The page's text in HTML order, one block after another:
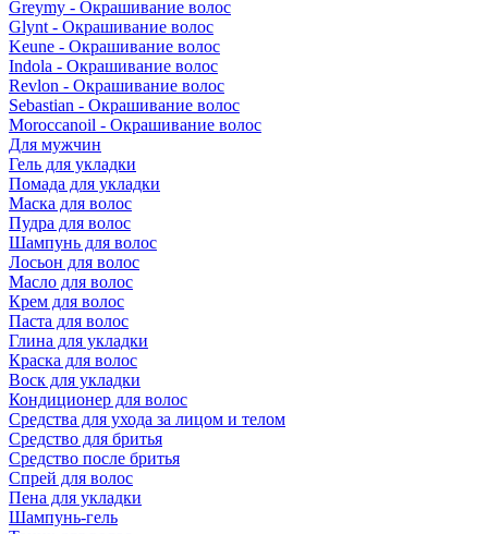
Greymy - Окрашивание волос
Glynt - Окрашивание волос
Keune - Окрашивание волос
Indola - Окрашивание волос
Revlon - Окрашивание волос
Sebastian - Окрашивание волос
Moroccanoil - Окрашивание волос
Для мужчин
Гель для укладки
Помада для укладки
Маска для волос
Пудра для волос
Шампунь для волос
Лосьон для волос
Масло для волос
Крем для волос
Паста для волос
Глина для укладки
Краска для волос
Воск для укладки
Кондиционер для волос
Средства для ухода за лицом и телом
Средство для бритья
Средство после бритья
Спрей для волос
Пена для укладки
Шампунь-гель